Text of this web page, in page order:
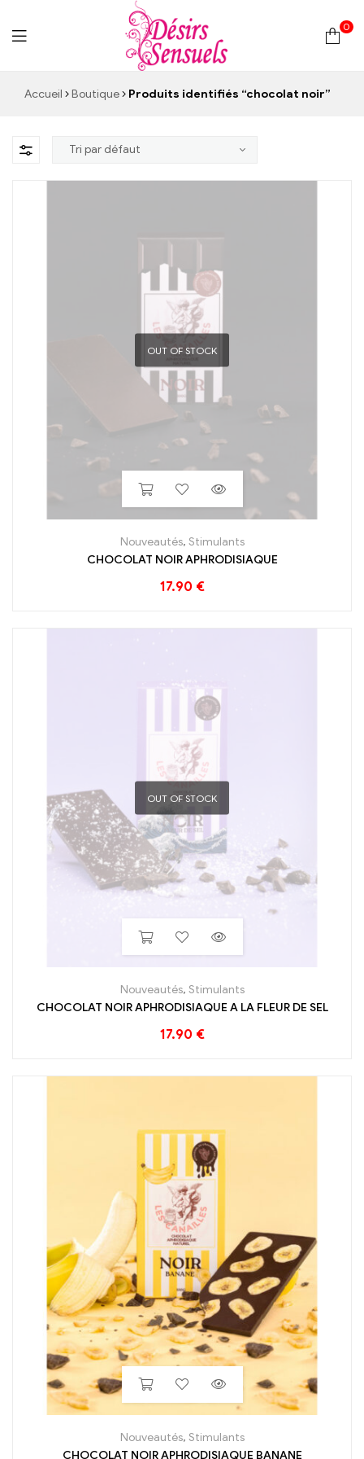
Desirs
0
Accueil Boutique Produits identifiés “chocolat noir”
OUT OF STOCK
Nouveautés, Stimulants
CHOCOLAT NOIR APHRODISIAQUE
17.90 €
OUT OF STOCK
Nouveautés, Stimulants
CHOCOLAT NOIR APHRODISIAQUE A LA FLEUR DE SEL
17.90 €
Nouveautés, Stimulants
CHOCOLAT NOIR APHRODISIAQUE BANANE